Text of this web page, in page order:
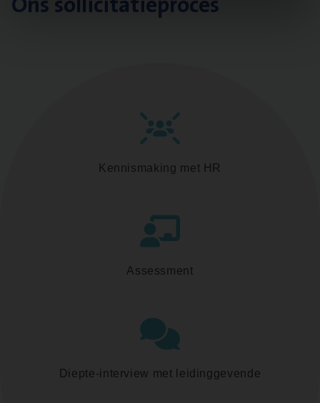
Kennismaking met HR
Assessment
Diepte-interview met leidinggevende